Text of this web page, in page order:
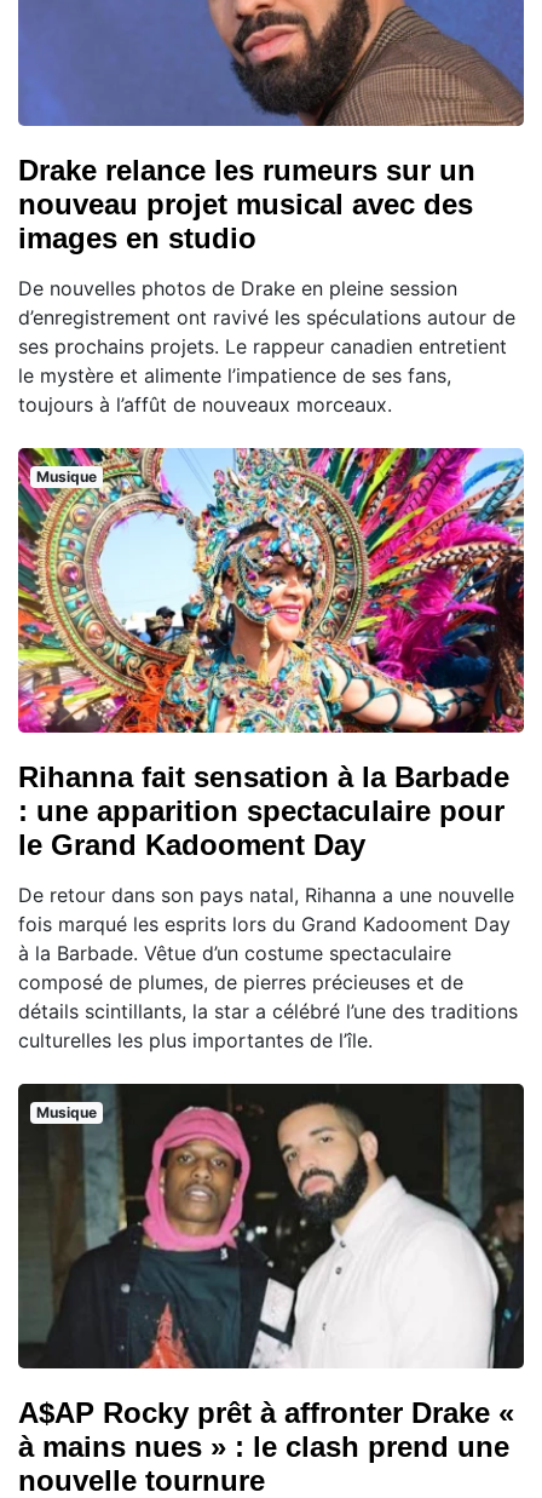
Drake relance les rumeurs sur un
nouveau projet musical avec des
images en studio
De nouvelles photos de Drake en pleine session
d’enregistrement ont ravivé les spéculations autour de
ses prochains projets. Le rappeur canadien entretient
le mystère et alimente l’impatience de ses fans,
toujours à l’affût de nouveaux morceaux.
Musique
Rihanna fait sensation à la Barbade
: une apparition spectaculaire pour
le Grand Kadooment Day
De retour dans son pays natal, Rihanna a une nouvelle
fois marqué les esprits lors du Grand Kadooment Day
à la Barbade. Vêtue d’un costume spectaculaire
composé de plumes, de pierres précieuses et de
détails scintillants, la star a célébré l’une des traditions
culturelles les plus importantes de l’île.
Musique
A$AP Rocky prêt à affronter Drake «
à mains nues » : le clash prend une
nouvelle tournure